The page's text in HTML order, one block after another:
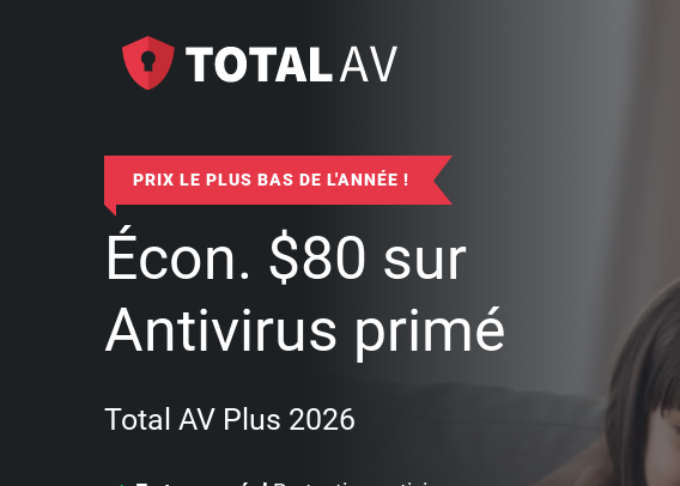
PRIX LE PLUS BAS DE L'ANNÉE !
Écon. $80 sur
Antivirus primé
Total AV Plus 2026